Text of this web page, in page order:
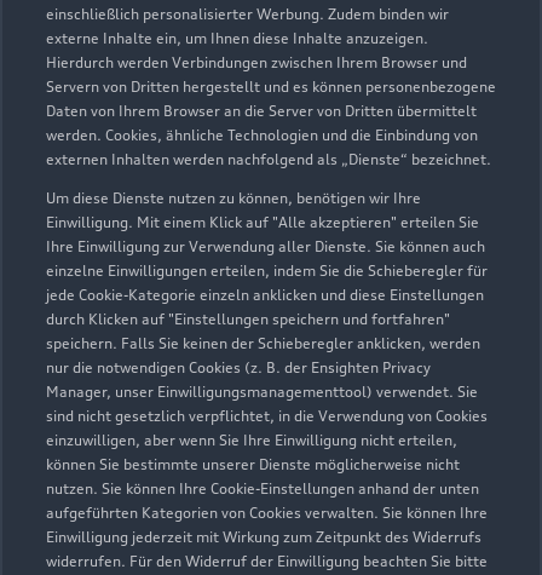
einschließlich personalisierter Werbung. Zudem binden wir
externe Inhalte ein, um Ihnen diese Inhalte anzuzeigen.
Hierdurch werden Verbindungen zwischen Ihrem Browser und
Servern von Dritten hergestellt und es können personenbezogene
Daten von Ihrem Browser an die Server von Dritten übermittelt
werden. Cookies, ähnliche Technologien und die Einbindung von
externen Inhalten werden nachfolgend als „Dienste“ bezeichnet.
Um diese Dienste nutzen zu können, benötigen wir Ihre
Einwilligung. Mit einem Klick auf "Alle akzeptieren" erteilen Sie
Ihre Einwilligung zur Verwendung aller Dienste. Sie können auch
einzelne Einwilligungen erteilen, indem Sie die Schieberegler für
jede Cookie-Kategorie einzeln anklicken und diese Einstellungen
durch Klicken auf "Einstellungen speichern und fortfahren"
speichern. Falls Sie keinen der Schieberegler anklicken, werden
nur die notwendigen Cookies (z. B. der Ensighten Privacy
Manager, unser Einwilligungsmanagementtool) verwendet. Sie
sind nicht gesetzlich verpflichtet, in die Verwendung von Cookies
einzuwilligen, aber wenn Sie Ihre Einwilligung nicht erteilen,
können Sie bestimmte unserer Dienste möglicherweise nicht
nutzen. Sie können Ihre Cookie-Einstellungen anhand der unten
aufgeführten Kategorien von Cookies verwalten. Sie können Ihre
Einwilligung jederzeit mit Wirkung zum Zeitpunkt des Widerrufs
widerrufen. Für den Widerruf der Einwilligung beachten Sie bitte
Aschaffenburger Straße 124
63773 Goldbach
06021 59980
guenter.schmitt@autohausschmitt.de
Kontaktdaten herunterladen
Öffnungszeiten